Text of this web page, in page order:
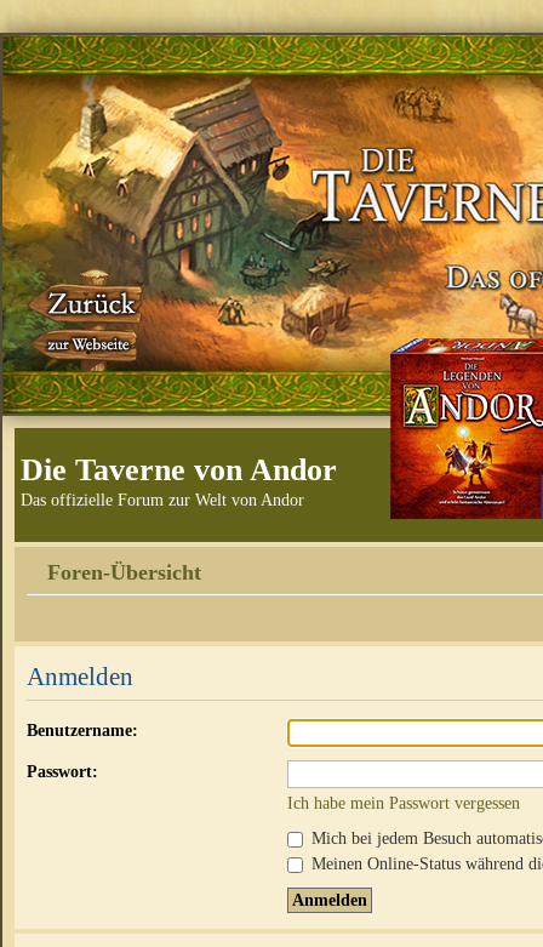
Die Taverne von Andor
Das offizielle Forum zur Welt von Andor
Foren-Übersicht
Anmelden
Benutzername:
Passwort:
Ich habe mein Passwort vergessen
Mich bei jedem Besuch
Meinen Online-Status während